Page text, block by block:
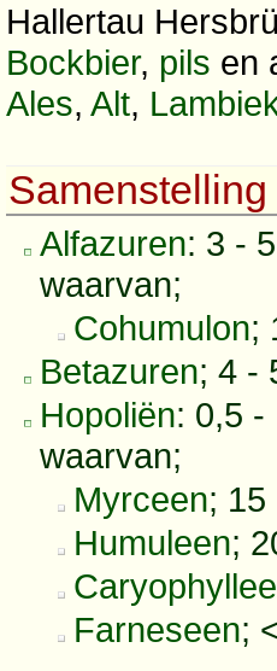
Hallertau
Bockbier, pils en
Ales, Alt,
Samenstelling
Alfazuren: 3 -
waarvan;
Cohumulon;
Betazuren; 4 -
Hopoliën: 0,5 -
waarvan;
Myrceen; 15
Humuleen;
Farneseen;